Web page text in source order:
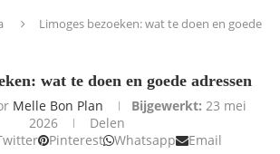
Limoges bezoeken: wat te doen en goede
wat te doen en goede adressen
Melle Bon Plan Bijgewerkt: 23 mei
2026
Delen
Pinterest Whatsapp Email